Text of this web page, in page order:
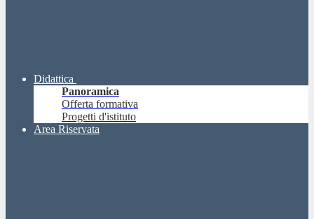
Didattica
Panoramica
Offerta formativa
Progetti d'istituto
Area Riservata